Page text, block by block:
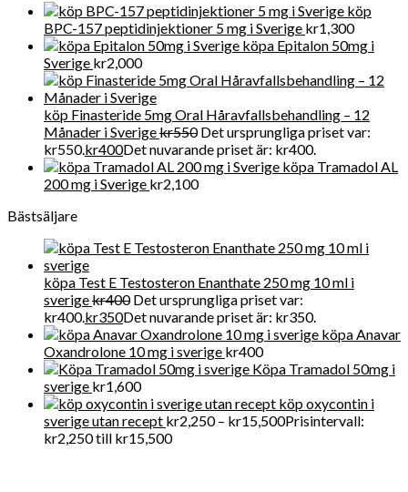
köp
BPC-157 peptidinjektioner 5 mg i Sverige kr1,300
köpa Epitalon 50mg i
Sverige kr2,000
köp Finasteride 5mg Oral Håravfallsbehandling – 12
Månader i Sverigekr550 Det ursprungliga priset var:
kr550.kr400Det nuvarande priset är: kr400.
köpa Tramadol AL
200 mg i Sverige kr2,100
Bästsäljare
köpa Test E Testosteron Enanthate 250 mg 10 ml i
sverigekr400 Det ursprungliga priset var:
kr400.kr350Det nuvarande priset är: kr350.
köpa Anavar
Oxandrolone 10 mg i sverige kr400
Köpa Tramadol 50mg i
sverige kr1,600
köp oxycontin i
sverige utan recept kr2,250 – kr15,500Prisintervall:
kr2,250 till kr15,500